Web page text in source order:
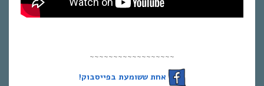
~~~~~~~~~~~~~~~~~~
אחת ששומעת בפייסבוק!